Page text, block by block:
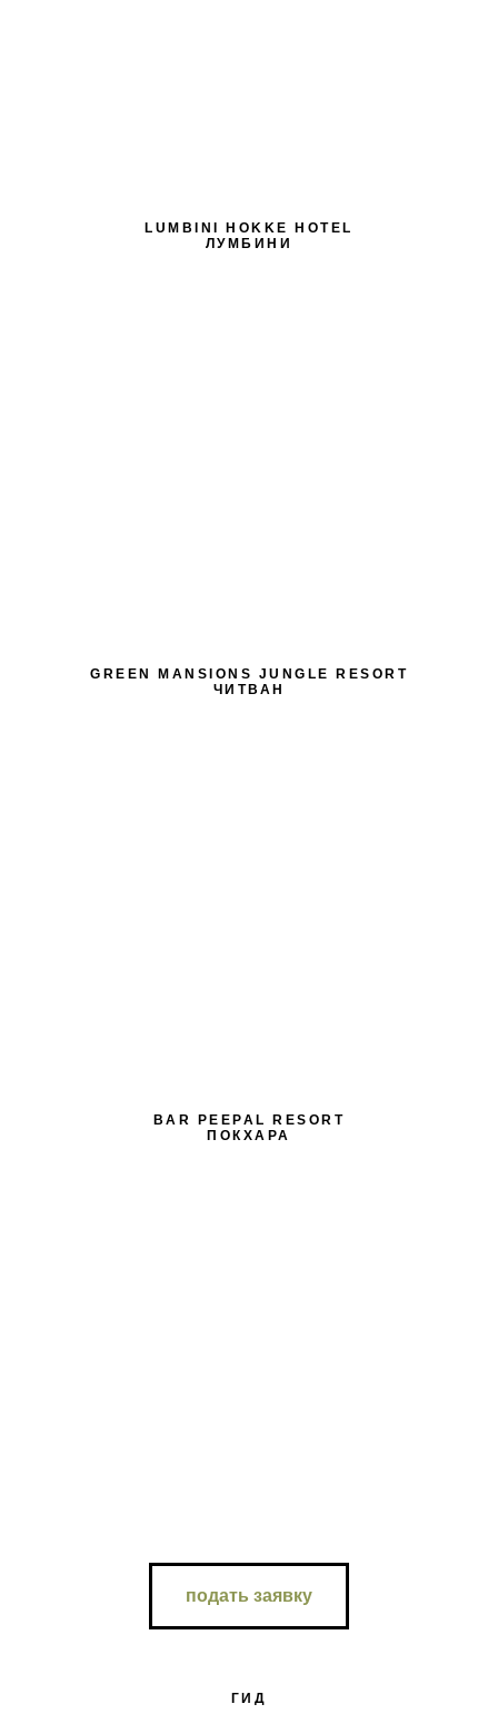
LUMBINI HOKKE HOTEL
ЛУМБИНИ
GREEN MANSIONS JUNGLE RESORT
ЧИТВАН
BAR PEEPAL RESORT
ПОКХАРА
подать заявку
ГИД